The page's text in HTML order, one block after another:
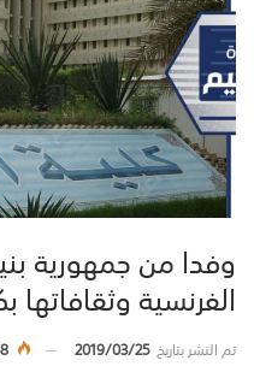
وفدا من جمهورية
الفرنسية وثقافاتها
تم النشر بتاريخ2019/03/25